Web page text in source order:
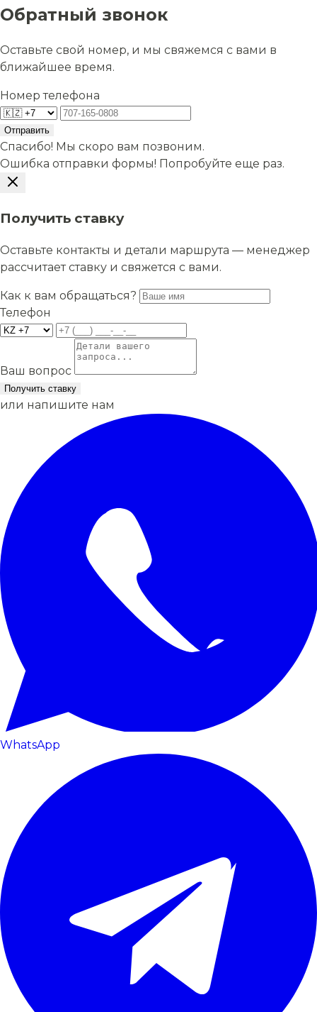
Обратный звонок
Оставьте свой номер, и мы свяжемся с вами в
ближайшее время.
Номер телефона
Отправить
Спасибо! Мы скоро вам позвоним.
Ошибка отправки формы! Попробуйте еще раз.
Получить ставку
Оставьте контакты и детали маршрута — менеджер
рассчитает ставку и свяжется с вами.
Как к вам обращаться?
Телефон
Ваш вопрос
Получить ставку
или напишите нам
WhatsApp